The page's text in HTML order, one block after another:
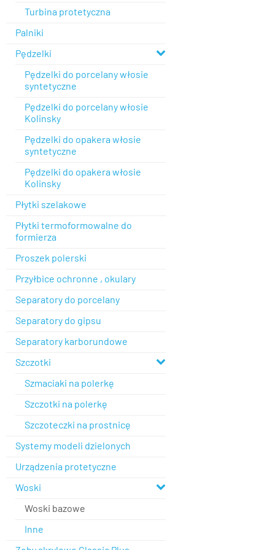
Turbina protetyczna
Palniki
Pędzelki
Pędzelki do porcelany włosie
syntetyczne
Pędzelki do porcelany włosie
Kolinsky
Pędzelki do opakera włosie
syntetyczne
Pędzelki do opakera włosie
Kolinsky
Płytki szelakowe
Płytki termoformowalne do
formierza
Proszek polerski
Przyłbice ochronne , okulary
Separatory do porcelany
Separatory do gipsu
Separatory karborundowe
Szczotki
Szmaciaki na polerkę
Szczotki na polerkę
Szczoteczki na prostnicę
Systemy modeli dzielonych
Urządzenia protetyczne
Woski
Woski bazowe
Inne